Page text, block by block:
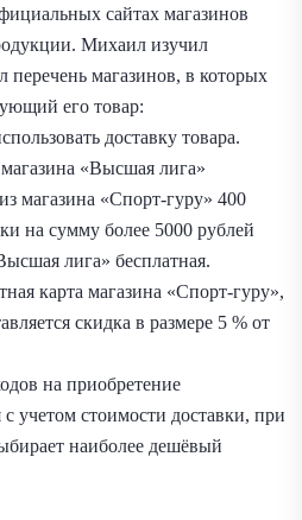
сайтах магазинов
Михаил изучил
перечень магазинов, в которых
его товар:
доставку товара.
«Высшая лига»
магазина «Спорт-гуру» 400
на сумму более 5000 рублей
лига» бесплатная.
карта магазина «Спорт-гуру»,
скидка в размере 5 % от
на приобретение
учетом стоимости доставки, при
наиболее дешёвый